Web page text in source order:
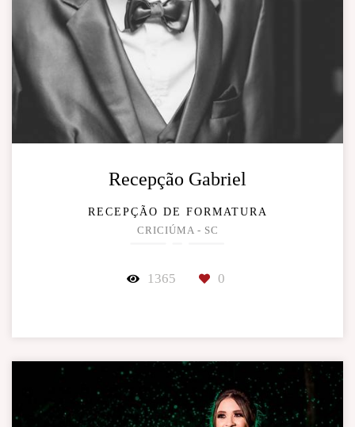
Recepção Gabriel
RECEPÇÃO DE FORMATURA
CRICIÚMA - SC
1365 0